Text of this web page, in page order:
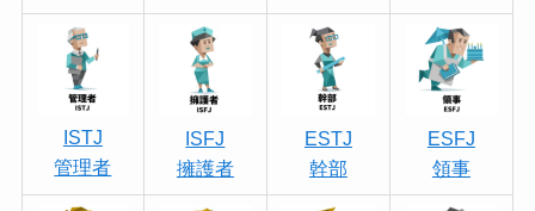
ISTJ
管理者
ISFJ
擁護者
ESTJ
幹部
ESFJ
領事